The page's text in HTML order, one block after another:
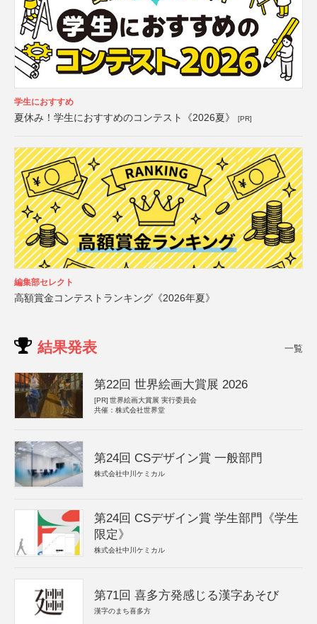
学生におすすめ
夏休み！学生におすすめのコンテスト《2026夏》 [PR]
編集部セレクト
高額賞金コンテストランキング《2026年夏》
結果発表 一覧
第22回 世界絵画大賞展 2026
[PR] 世界絵画大賞展 実行委員会
共催：株式会社世界堂
第24回 CSデザイン賞 一般部門
株式会社中川ケミカル
第24回 CSデザイン賞 学生部門《学生
限定》
株式会社中川ケミカル
第71回 喜多方発感じる漢字あそび
漢字のまち喜多方